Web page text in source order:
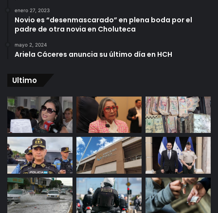
enero 27, 2023
Novio es “desenmascarado” en plena boda por el
padre de otra novia en Choluteca
mayo 2, 2024
Ariela Cáceres anuncia su último día en HCH
Ultimo